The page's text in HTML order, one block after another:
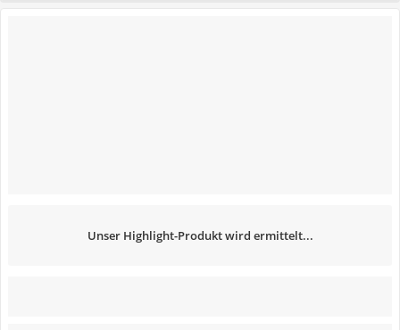
Unser Highlight-Produkt wird ermittelt...